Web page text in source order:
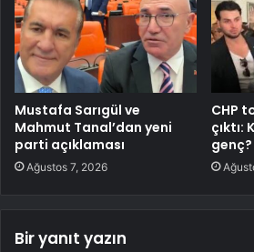
Mustafa Sarıgül ve
Mahmut Tanal’dan yeni
parti açıklaması
Ağustos 7, 2026
CHP
çıktı:
genç?
Bir yanıt yazın